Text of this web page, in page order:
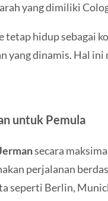
yang dimiliki
tetap hidup sebagai
yang dinamis. Hal ini
untuk Pemula
secara
perjalanan
seperti Berlin,